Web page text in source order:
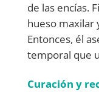
de las encías.
hueso maxilar
Entonces, él
temporal que
Curación y